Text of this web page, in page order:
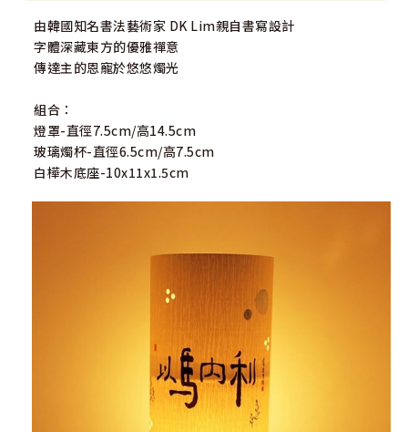
由韓國知名書法藝術家 DK Lim親自書寫設計
字體深藏東方的優雅禪意
傳達主的恩寵於悠悠燭光
組合：
燈罩-直徑7.5cm/高14.5cm
玻璃燭杯-直徑6.5cm/高7.5cm
白樺木底座-10x11x1.5cm